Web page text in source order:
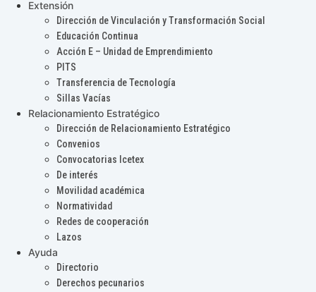
Extensión
Dirección de Vinculación y Transformación Social
Educación Continua
Acción E – Unidad de Emprendimiento
PITS
Transferencia de Tecnología
Sillas Vacías
Relacionamiento Estratégico
Dirección de Relacionamiento Estratégico
Convenios
Convocatorias Icetex
De interés
Movilidad académica
Normatividad
Redes de cooperación
Lazos
Ayuda
Directorio
Derechos pecunarios